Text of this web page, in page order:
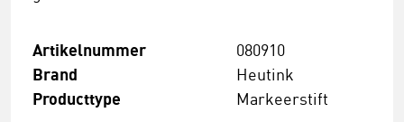
Artikelnummer 080910
Brand Heutink
Producttype Markeerstift